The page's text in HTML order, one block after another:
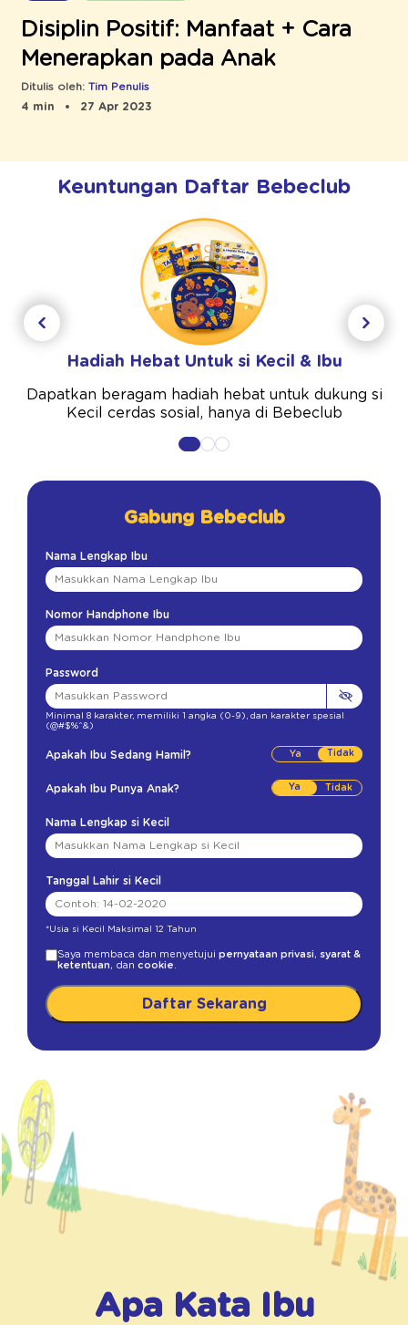
Disiplin Positif: Manfaat + Cara
Menerapkan pada Anak
Ditulis oleh: Tim Penulis
4 min
27 Apr 2023
Keuntungan Daftar Bebeclub
Hadiah Hebat Untuk si Kecil & Ibu
Dapatkan beragam hadiah hebat untuk dukung si
Kecil cerdas sosial, hanya di Bebeclub
Gabung Bebeclub
Nama Lengkap Ibu
Nomor Handphone Ibu
Password
Minimal 8 karakter, memiliki 1 angka (0-9) dan karakter spesial
(@#$%^&)
Apakah Ibu Sedang Hamil? Tidak
Apakah Ibu Punya Anak? Ya
Nama Lengkap si Kecil
Tanggal Lahir si Kecil
*Usia si Kecil Maksimal 12 Tahun
Saya membaca dan menyetujui pernyataan privasi, syarat &
ketentuan, dan cookie
Daftar Sekarang
Apa Kata Ibu